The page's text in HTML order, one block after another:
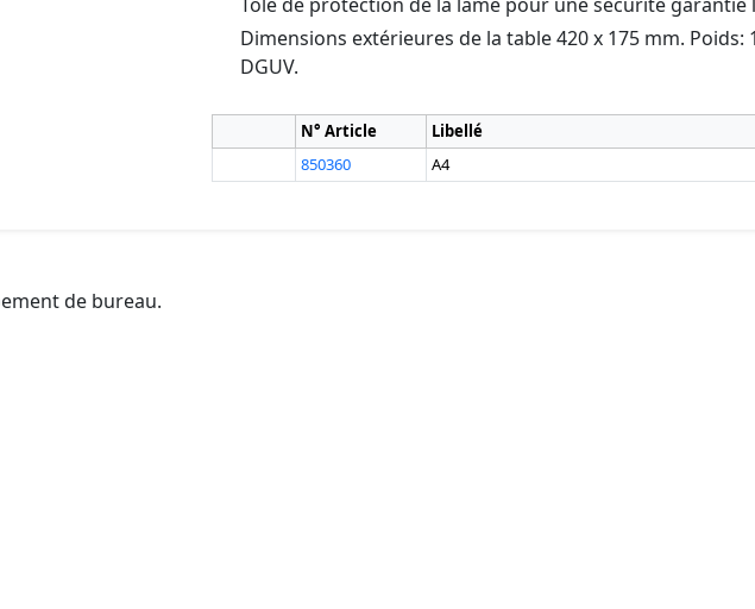
Tôle de protection de la lame pour une sécurité garantie
Dimensions extérieures de la table 420 x 175 mm. Poids:
DGUV.
N° Article Libellé
850360
A4
de bureau.